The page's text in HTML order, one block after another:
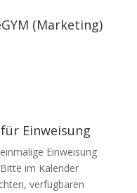
(Marketing)
Einweisung
Einweisung
im Kalender
verfügbaren